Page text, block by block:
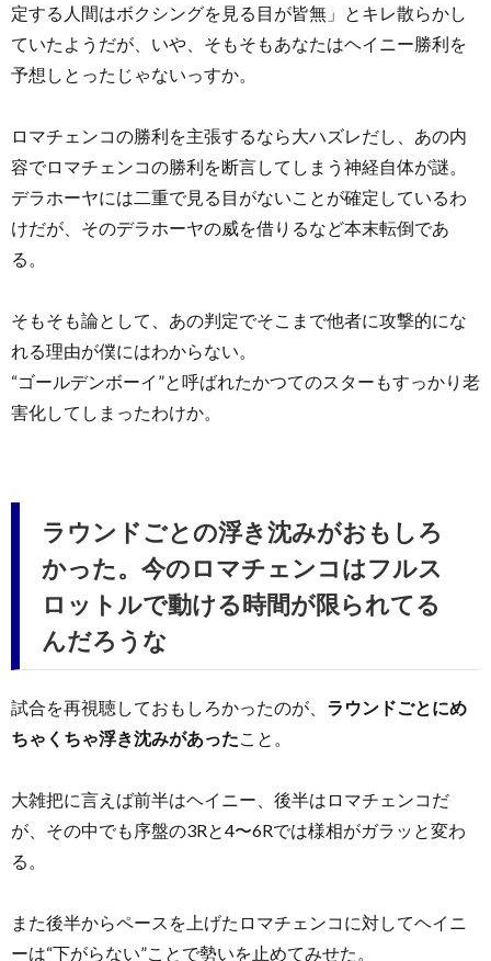
定する人間はボクシングを見る目が皆無」とキレ散らかし
ていたようだが、いや、そもそもあなたはヘイニー勝利を
予想しとったじゃないっすか。
ロマチェンコの勝利を主張するなら大ハズレだし、あの内
容でロマチェンコの勝利を断言してしまう神経自体が謎。
デラホーヤには二重で見る目がないことが確定しているわ
けだが、そのデラホーヤの威を借りるなど本末転倒であ
る。
そもそも論として、あの判定でそこまで他者に攻撃的にな
れる理由が僕にはわからない。
“ゴールデンボーイ”と呼ばれたかつてのスターもすっかり老
害化してしまったわけか。
ラウンドごとの浮き沈みがおもしろ
かった。今のロマチェンコはフルス
ロットルで動ける時間が限られてる
んだろうな
試合を再視聴しておもしろかったのが、 ラウンドごとにめ
ちゃくちゃ浮き沈みがあった こと。
大雑把に言えば前半はヘイニー、後半はロマチェンコだ
が、その中でも序盤の3Rと4〜6Rでは様相がガラッと変わ
る。
また後半からペースを上げたロマチェンコに対してヘイニ
ーは“下がらない”ことで勢いを止めてみせた。